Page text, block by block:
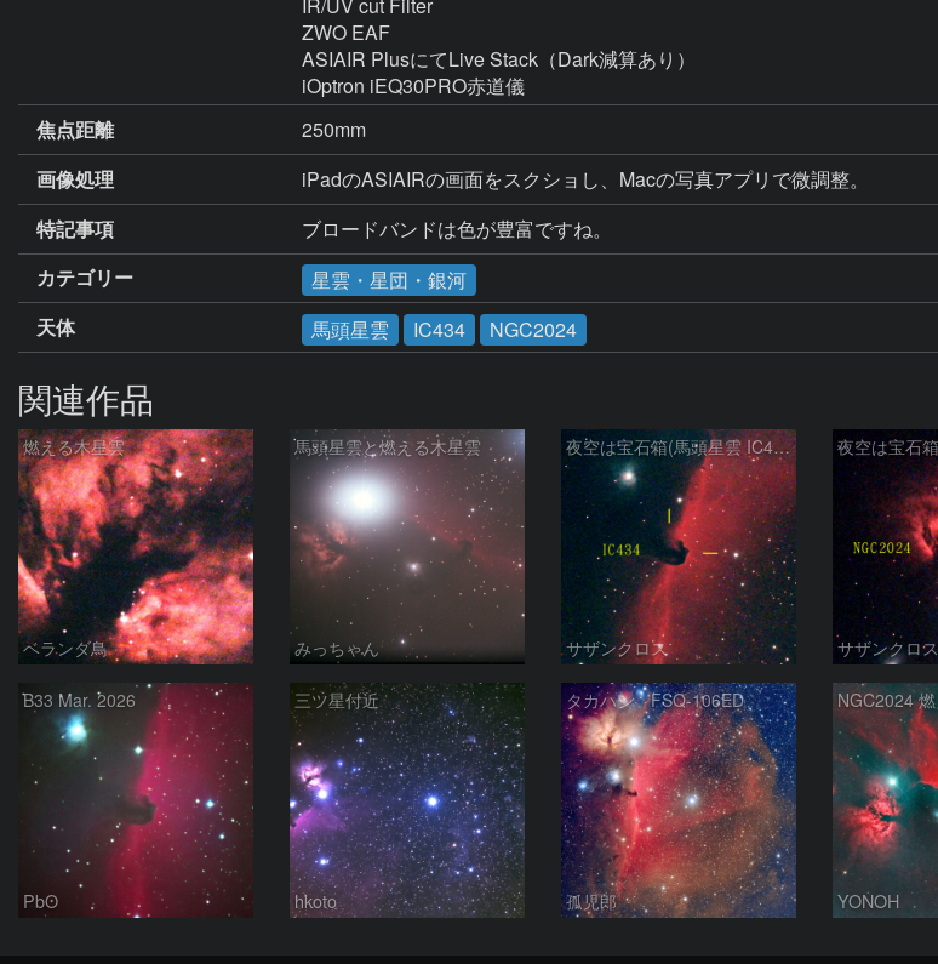
IR/UV cut Filter
ZWO EAF
ASIAIR PlusにてLive Stack（Dark減算あり）
iOptron iEQ30PRO赤道儀
焦点距離
250mm
画像処理
iPadのASIAIRの画面をスクショし、Macの写真アプリで微調整。
特記事項
ブロードバンドは色が豊富ですね。
カテゴリー
星雲・星団・銀河
天体
馬頭星雲 IC434 NGC2024
関連作品
燃える木星雲
ベランダ鳥
馬頭星雲と燃える木星雲
みっちゃん
夜空は宝石箱(馬頭星雲 IC434) Seestar50
サザンクロス サザンクロス
B33 Mar. 2026
PbO
三ツ星付近
hkoto
タカハシ FSQ-106ED
孤児郎 YONOH